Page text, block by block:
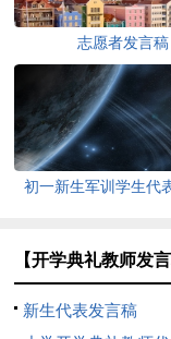
志愿者发言稿
初一新生军训学生代
【开学典礼教师发
新生代表发言稿